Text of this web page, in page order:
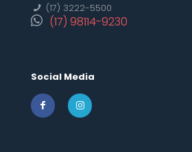
(17) 3222-5500
(17) 98114-9230
Social Media